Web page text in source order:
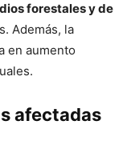
forestales y de
Además, la
en aumento
afectadas